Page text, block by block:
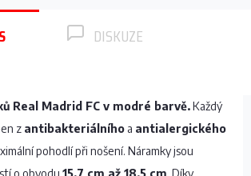
DISKUZE
Real Madrid FC v modré barvě.Každý
z antibakteriálního a antialergického
pohodlí při nošení. Náramky jsou
o obvodu 15,7 cm až 18,5 cm. Díky